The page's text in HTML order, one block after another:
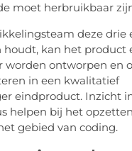
moet herbruikbaar
deze drie
houdt, kan het product
worden ontworpen en
in een kwalitatief
eindproduct. Inzicht
helpen bij het
gebied van coding.